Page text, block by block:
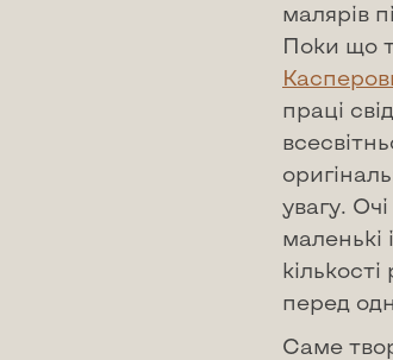
малярів
Поки що
праці
увагу.
маленькі
перед
Саме